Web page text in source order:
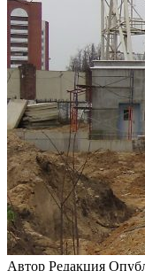
Автор Редакция